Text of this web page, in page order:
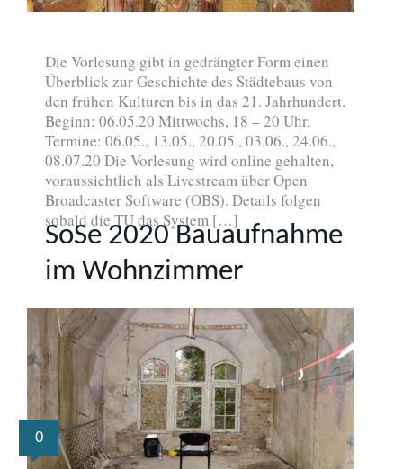
Die Vorlesung gibt in gedrängter Form einen
Überblick zur Geschichte des Städtebaus von
den frühen Kulturen bis in das 21. Jahrhundert.
Beginn: 06.05.20 Mittwochs, 18 – 20 Uhr,
Termine: 06.05., 13.05., 20.05., 03.06., 24.06.,
08.07.20 Die Vorlesung wird online gehalten,
voraussichtlich als Livestream über Open
Broadcaster Software (OBS). Details folgen
sobald die TU das System […]
SoSe 2020 Bauaufnahme
im Wohnzimmer
0